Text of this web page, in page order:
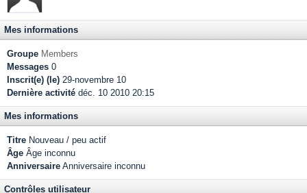
Mes informations
Groupe Members
Messages 0
Inscrit(e) (le) 29-novembre 10
Dernière activité déc. 10 2010 20:15
Mes informations
Titre Nouveau / peu actif
Âge Âge inconnu
Anniversaire Anniversaire inconnu
Contrôles utilisateur